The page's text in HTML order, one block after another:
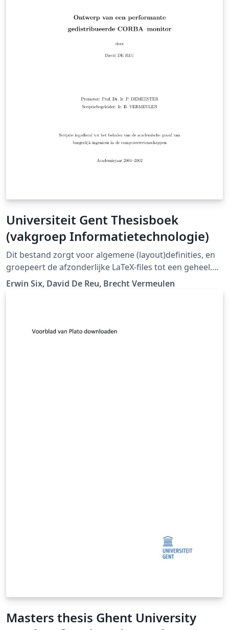
Universiteit Gent Thesisboek
(vakgroep Informatietechnologie)
Dit bestand zorgt voor algemene (layout)definities, en
groepeert de afzonderlijke LaTeX-files tot een geheel.
"Er is ook een template beschikbaar dat gebruikt wordt
Erwin Six, David De Reu, Brecht Vermeulen
Masters thesis Ghent University